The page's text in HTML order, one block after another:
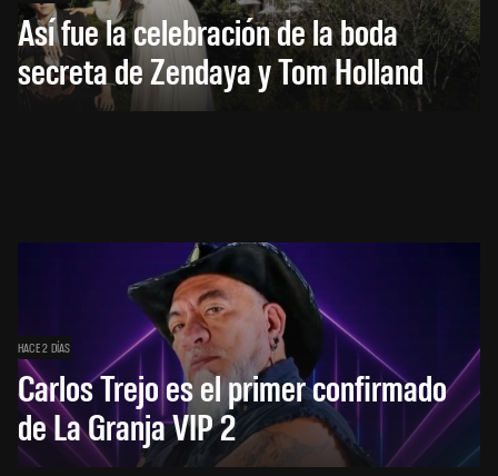
Así fue la celebración de la boda
secreta de Zendaya y Tom Holland
HACE 2 DÍAS
Carlos Trejo es el primer confirmado
de La Granja VIP 2